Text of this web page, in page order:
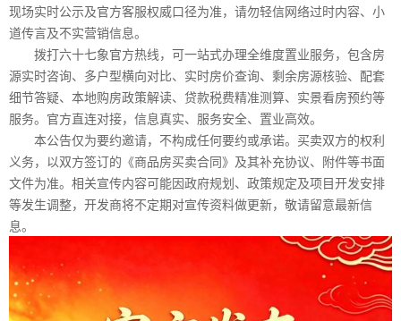
现场实时公示及官方客服权威口径为准，请勿轻信网络过时内容、小
道传言及不实营销信息。
拨打六十七象官方热线，可一站式办理全维度置业服务，包含房
源实时咨询、多户型横向对比、实时房价查询、剩余房源核验、配套
细节答疑、本地购房政策解读、贷款税费精准测算、实景看房预约等
服务。官方直连对接，信息真实、服务安全、置业高效。
本公告仅为要约邀请，不构成任何要约或承诺。买卖双方的权利
义务，以双方签订的《商品房买卖合同》及其补充协议、附件等书面
文件为准。相关宣传内容可能因政府规划、政策规定及项目开发安排
等发生调整，开发商将不定期对宣传资料做更新，敬请留意最新信
息。